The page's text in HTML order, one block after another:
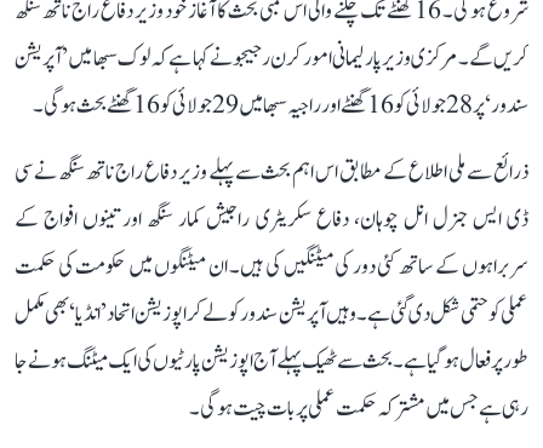
شروع ہوگی۔ 16 گھنٹے تک چلنے والی اس لمبی بحث کا آغاز خود وزیر دفاع راج ناتھ سنگھ
کریں گے۔ مرکزی وزیر پارلیمانی امور کرن رجیجو نے کہا ہے کہ لوک سبھا میں ’آپریشن
سندور‘ پر 28 جولائی کو 16 گھنٹے اور راجیہ سبھا میں 29 جولائی کو 16 گھنٹے بحث ہوگی۔
ذرائع سے ملی اطلاع کے مطابق اس اہم بحث سے پہلے وزیر دفاع راج ناتھ سنگھ نے سی
ڈی ایس جنرل انل چوہان، دفاع سکریٹری راجیش کمار سنگھ اور تینوں افواج کے
سربراہوں کے ساتھ کئی دور کی میٹنگیں کی ہیں۔ ان میٹنگوں میں حکومت کی حکمت
عملی کو حتمی شکل دی گئی ہے۔ وہیں آپریشن سندور کو لے کر اپوزیشن اتحاد ’انڈیا‘ بھی مکمل
طور پر فعال ہو گیا ہے۔ بحث سے ٹھیک پہلے آج اپوزیشن پارٹیوں کی ایک میٹنگ ہونے جا
رہی ہے جس میں مشترکہ حکمت عملی پر بات چیت ہوگی۔